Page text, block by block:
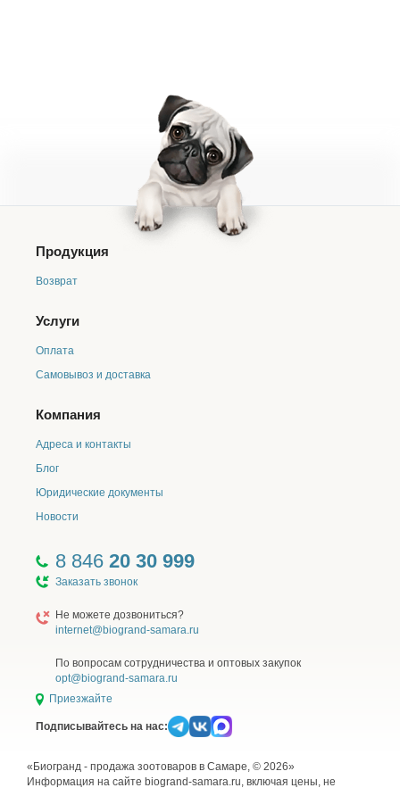
Продукция
Возврат
Услуги
Оплата
Самовывоз и доставка
Компания
Адреса и контакты
Блог
Юридические документы
Новости
8 846 20 30 999
Заказать звонок
Не можете дозвониться?
internet@biogrand-samara.ru
По вопросам сотрудничества и оптовых закупок
opt@biogrand-samara.ru
Приезжайте
Подписывайтесь на нас:
«Биогранд - продажа зоотоваров в Самаре, © 2026»
Информация на сайте biogrand-samara.ru, включая цены, не